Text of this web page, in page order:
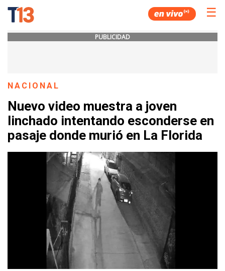
☰
PUBLICIDAD
NACIONAL
Nuevo video muestra a joven
linchado intentando esconderse en
pasaje donde murió en La Florida